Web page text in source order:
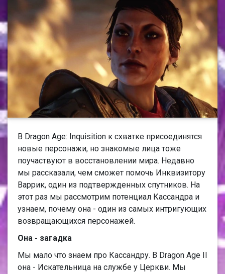
В Dragon Age: Inquisition к схватке присоединятся
новые персонажи, но знакомые лица тоже
поучаствуют в восстановлении мира. Недавно
мы рассказали, чем сможет помочь Инквизитору
Варрик, один из подтвержденных спутников. На
этот раз мы рассмотрим потенциал Кассандра и
узнаем, почему она - один из самых интригующих
возвращающихся персонажей.
Она - загадка
Мы мало что знаем про Кассандру. В Dragon Age II
она - Искательница на службе у Церкви. Мы